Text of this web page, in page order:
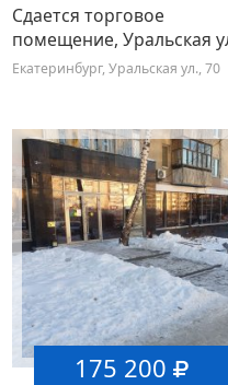
Сдается торговое
помещение, Уральская
70
Екатеринбург, Уральская ул., 70
175 200